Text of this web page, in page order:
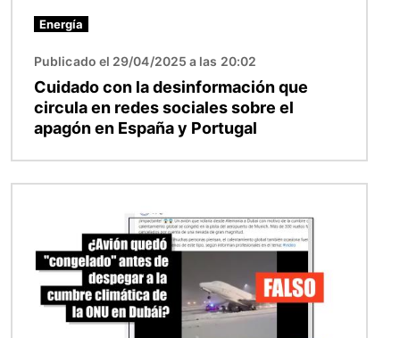
Energía
Publicado el 29/04/2025 a las 20:02
Cuidado con la desinformación que
circula en redes sociales sobre el
apagón en España y Portugal